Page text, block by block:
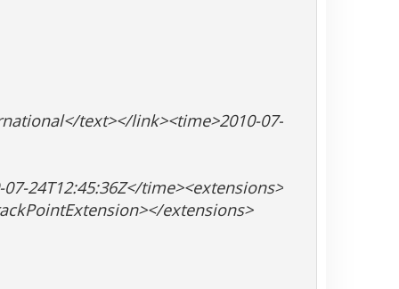
text></link><time>2010-07-
24T12:45:36Z</time><extensions>
extensions>